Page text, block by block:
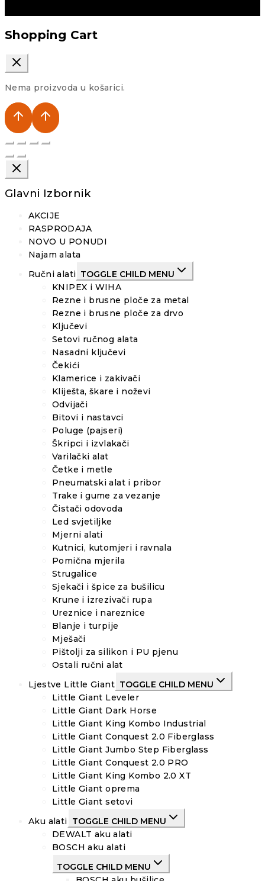
Shopping Cart
Nema proizvoda u košarici.
Glavni Izbornik
AKCIJE
RASPRODAJA
NOVO U PONUDI
Najam alata
Ručni alati TOGGLE CHILD MENU
KNIPEX i WIHA
Rezne i brusne ploče za metal
Rezne i brusne ploče za drvo
Ključevi
Setovi ručnog alata
Nasadni ključevi
Čekići
Klamerice i zakivači
Kliješta, škare i noževi
Odvijači
Bitovi i nastavci
Poluge (pajseri)
Škripci i izvlakači
Varilački alat
Četke i metle
Pneumatski alat i pribor
Trake i gume za vezanje
Čistači odovoda
Led svjetiljke
Mjerni alati
Kutnici, kutomjeri i ravnala
Pomična mjerila
Strugalice
Sjekači i špice za bušilicu
Krune i izrezivači rupa
Ureznice i nareznice
Blanje i turpije
Mješači
Pištolji za silikon i PU pjenu
Ostali ručni alat
Ljestve Little Giant TOGGLE CHILD MENU
Little Giant Leveler
Little Giant Dark Horse
Little Giant King Kombo Industrial
Little Giant Conquest 2.0 Fiberglass
Little Giant Jumbo Step Fiberglass
Little Giant Conquest 2.0 PRO
Little Giant King Kombo 2.0 XT
Little Giant oprema
Little Giant setovi
Aku alati TOGGLE CHILD MENU
DEWALT aku alati
BOSCH aku alati
TOGGLE CHILD MENU